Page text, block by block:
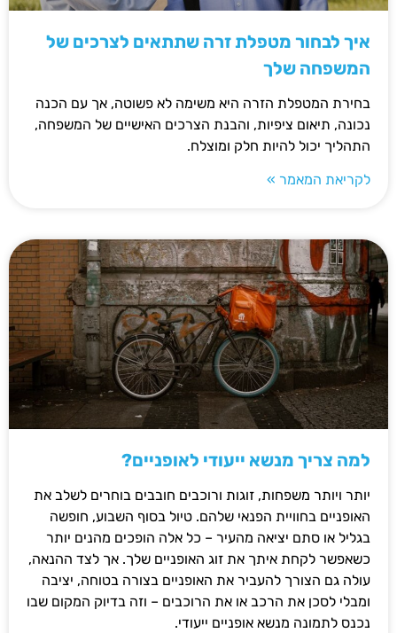
איך לבחור מטפלת זרה שתתאים לצרכים של
המשפחה שלך
בחירת המטפלת הזרה היא משימה לא פשוטה, אך עם הכנה
נכונה, תיאום ציפיות, והבנת הצרכים האישיים של המשפחה,
התהליך יכול להיות חלק ומוצלח.
לקריאת המאמר »
למה צריך מנשא ייעודי לאופניים?
יותר ויותר משפחות, זוגות ורוכבים חובבים בוחרים לשלב את
האופניים בחוויית הפנאי שלהם. טיול בסוף השבוע, חופשה
בגליל או סתם יציאה מהעיר – כל אלה הופכים מהנים יותר
כשאפשר לקחת איתך את זוג האופניים שלך. אך לצד ההנאה,
עולה גם הצורך להעביר את האופניים בצורה בטוחה, יציבה
ומבלי לסכן את הרכב או את הרוכבים – וזה בדיוק המקום שבו
נכנס לתמונה מנשא אופניים ייעודי.